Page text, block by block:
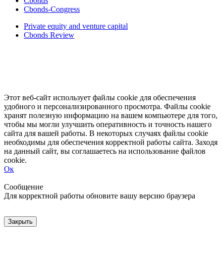
Cbonds-Congress
Private equity and venture capital
Cbonds Review
Этот веб-сайт использует файлы cookie для обеспечения
удобного и персонализированного просмотра. Файлы cookie
хранят полезную информацию на вашем компьютере для того,
чтобы мы могли улучшить оперативность и точность нашего
сайта для вашей работы. В некоторых случаях файлы cookie
необходимы для обеспечения корректной работы сайта. Заходя
на данный сайт, вы соглашаетесь на использование файлов
cookie.
Ок
Сообщение
Для корректной работы обновите вашу версию браузера
Закрыть